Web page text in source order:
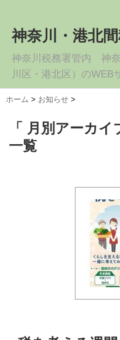
神奈川・港北
神奈川税務署管内 神
川区・港北区）のWEB
ホーム > お知らせ >
「 月別アーカイ
一覧